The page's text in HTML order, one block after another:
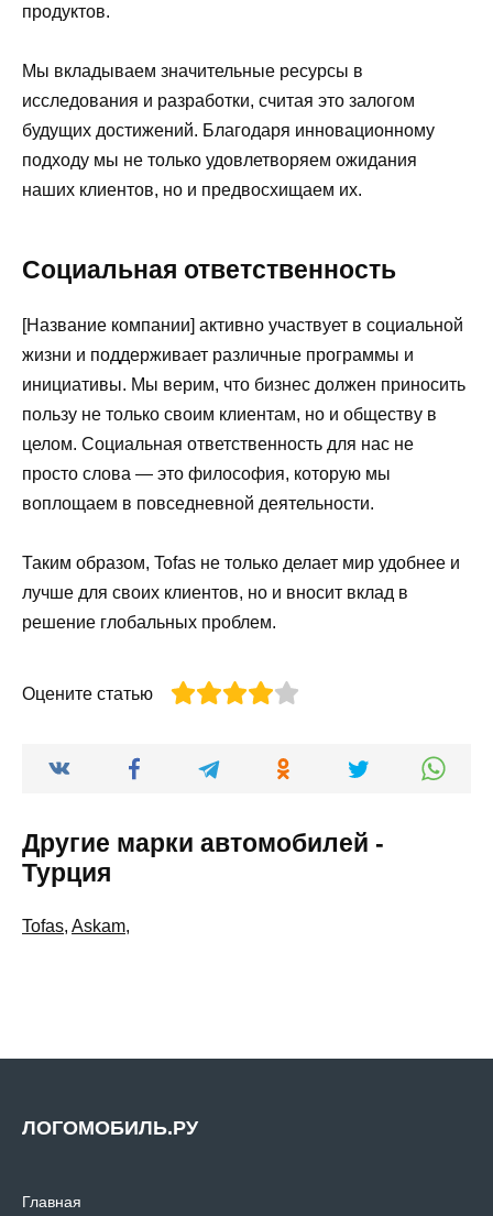
продуктов.
Мы вкладываем значительные ресурсы в
исследования и разработки, считая это залогом
будущих достижений. Благодаря инновационному
подходу мы не только удовлетворяем ожидания
наших клиентов, но и предвосхищаем их.
Социальная ответственность
[Название компании] активно участвует в социальной
жизни и поддерживает различные программы и
инициативы. Мы верим, что бизнес должен приносить
пользу не только своим клиентам, но и обществу в
целом. Социальная ответственность для нас не
просто слова — это философия, которую мы
воплощаем в повседневной деятельности.
Таким образом, Tofas не только делает мир удобнее и
лучше для своих клиентов, но и вносит вклад в
решение глобальных проблем.
Оцените статью
Другие марки автомобилей -
Турция
Tofas, Askam,
ЛОГОМОБИЛЬ.РУ
Главная